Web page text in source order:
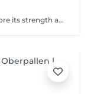
Repair of a broken or damaged nail to restore its strength and appearance. Price per nail. Free within 7 days of your appointment. From day 8 onwards, the repair will be charged.